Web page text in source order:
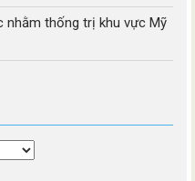
nhằm thống trị khu vực Mỹ